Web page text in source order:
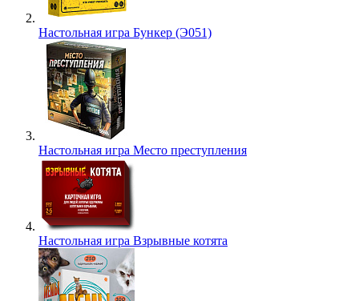
Настольная игра Бункер (Э051)
Настольная игра Место преступления
Настольная игра Взрывные котята